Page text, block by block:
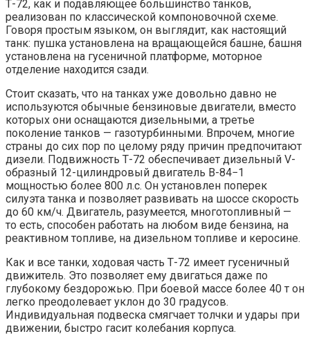
Т-72, как и подавляющее большинство танков,
реализован по классической компоновочной схеме.
Говоря простым языком, он выглядит, как настоящий
танк: пушка установлена на вращающейся башне, башня
установлена на гусеничной платформе, моторное
отделение находится сзади.
Стоит сказать, что на танках уже довольно давно не
используются обычные бензиновые двигатели, вместо
которых они оснащаются дизельными, а третье
поколение танков — газотурбинными. Впрочем, многие
страны до сих пор по целому ряду причин предпочитают
дизели. Подвижность Т-72 обеспечивает дизельный V-
образный 12-цилиндровый двигатель В-84−1
мощностью более 800 л.с. Он установлен поперек
силуэта танка и позволяет развивать на шоссе скорость
до 60 км/ч. Двигатель, разумеется, многотопливный —
то есть, способен работать на любом виде бензина, на
реактивном топливе, на дизельном топливе и керосине.
Как и все танки, ходовая часть Т-72 имеет гусеничный
движитель. Это позволяет ему двигаться даже по
глубокому бездорожью. При боевой массе более 40 т он
легко преодолевает уклон до 30 градусов.
Индивидуальная подвеска смягчает толчки и удары при
движении, быстро гасит колебания корпуса.